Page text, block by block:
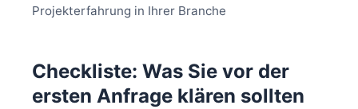
Projekterfahrung in Ihrer Branche
Checkliste: Was Sie vor der
ersten Anfrage klären sollten